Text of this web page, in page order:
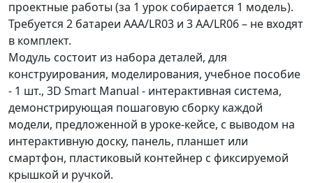
проектные работы (за 1 урок собирается 1 модель).
Требуется 2 батареи AAA/LR03 и 3 AA/LR06 – не входят
в комплект.
Модуль состоит из набора деталей, для
конструирования, моделирования, учебное пособие
- 1 шт., 3D Smart Manual - интерактивная система,
демонстрирующая пошаговую сборку каждой
модели, предложенной в уроке-кейсе, с выводом на
интерактивную доску, панель, планшет или
смартфон, пластиковый контейнер с фиксируемой
крышкой и ручкой.